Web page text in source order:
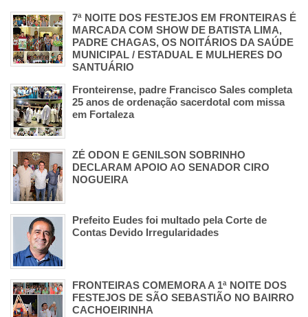
7ª NOITE DOS FESTEJOS EM FRONTEIRAS É
MARCADA COM SHOW DE BATISTA LIMA,
PADRE CHAGAS, OS NOITÁRIOS DA SAÚDE
MUNICIPAL / ESTADUAL E MULHERES DO
SANTUÁRIO
Fronteirense, padre Francisco Sales completa
25 anos de ordenação sacerdotal com missa
em Fortaleza
ZÉ ODON E GENILSON SOBRINHO
DECLARAM APOIO AO SENADOR CIRO
NOGUEIRA
Prefeito Eudes foi multado pela Corte de
Contas Devido Irregularidades
FRONTEIRAS COMEMORA A 1ª NOITE DOS
FESTEJOS DE SÃO SEBASTIÃO NO BAIRRO
CACHOEIRINHA